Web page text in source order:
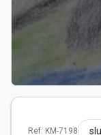
Ref: KM-7198